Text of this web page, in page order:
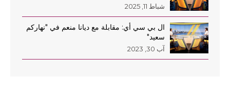
شباط 11, 2025
ال بي سي أي: مقابلة مع ديانا منعم في "نهاركم
سعيد"
آب 30, 2023